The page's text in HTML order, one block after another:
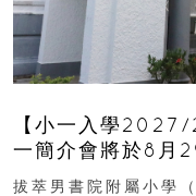
【小一入學
一簡介會將於8月
｜更設有網上重溫
拔萃男書院附屬小學